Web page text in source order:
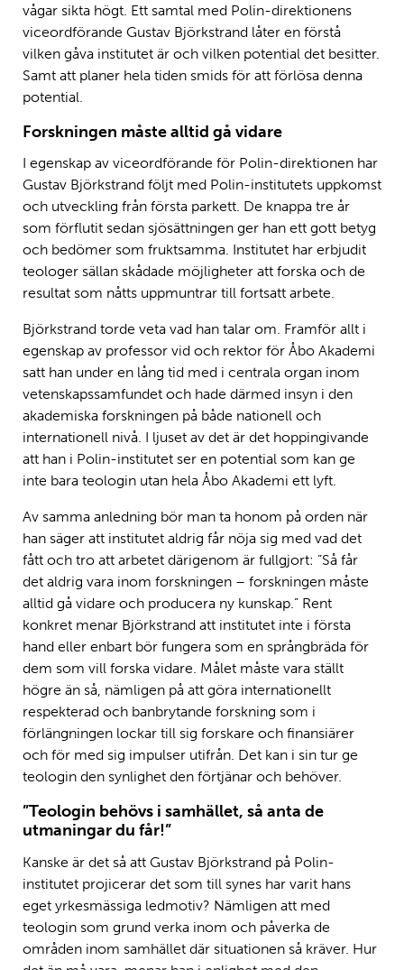
vågar sikta högt. Ett samtal med Polin-direktionens
viceordförande Gustav Björkstrand låter en förstå
vilken gåva institutet är och vilken potential det besitter.
Samt att planer hela tiden smids för att förlösa denna
potential.
Forskningen måste alltid gå vidare
I egenskap av viceordförande för Polin-direktionen har
Gustav Björkstrand följt med Polin-institutets uppkomst
och utveckling från första parkett. De knappa tre år
som förflutit sedan sjösättningen ger han ett gott betyg
och bedömer som fruktsamma. Institutet har erbjudit
teologer sällan skådade möjligheter att forska och de
resultat som nåtts uppmuntrar till fortsatt arbete.
Björkstrand torde veta vad han talar om. Framför allt i
egenskap av professor vid och rektor för Åbo Akademi
satt han under en lång tid med i centrala organ inom
vetenskapssamfundet och hade därmed insyn i den
akademiska forskningen på både nationell och
internationell nivå. I ljuset av det är det hoppingivande
att han i Polin-institutet ser en potential som kan ge
inte bara teologin utan hela Åbo Akademi ett lyft.
Av samma anledning bör man ta honom på orden när
han säger att institutet aldrig får nöja sig med vad det
fått och tro att arbetet därigenom är fullgjort: ”Så får
det aldrig vara inom forskningen – forskningen måste
alltid gå vidare och producera ny kunskap.” Rent
konkret menar Björkstrand att institutet inte i första
hand eller enbart bör fungera som en språngbräda för
dem som vill forska vidare. Målet måste vara ställt
högre än så, nämligen på att göra internationellt
respekterad och banbrytande forskning som i
förlängningen lockar till sig forskare och finansiärer
och för med sig impulser utifrån. Det kan i sin tur ge
teologin den synlighet den förtjänar och behöver.
”Teologin behövs i samhället, så anta de
utmaningar du får!”
Kanske är det så att Gustav Björkstrand på Polin-
institutet projicerar det som till synes har varit hans
eget yrkesmässiga ledmotiv? Nämligen att med
teologin som grund verka inom och påverka de
områden inom samhället där situationen så kräver. Hur